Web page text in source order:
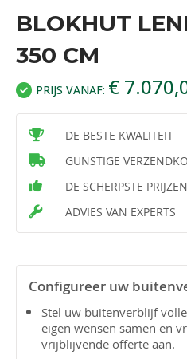
BLOKHUT
350 CM
PRIJS VANAF: €
DE BESTE KWALITEIT
GUNSTIGE
DE SCHERPSTE PRIJZEN
ADVIES VAN EXPERTS
Configureer uw
Stel uw buitenverblijf
eigen wensen samen en
vrijblijvende offerte aan.